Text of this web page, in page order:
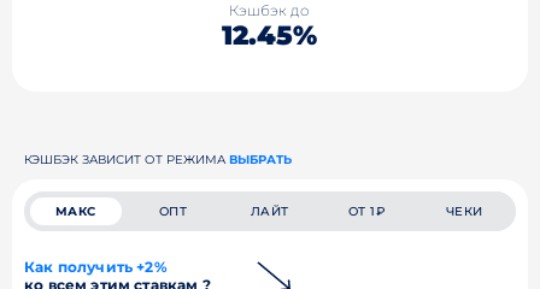
Кэшбэк до
12.45%
КЭШБЭК ЗАВИСИТ ОТ РЕЖИМА ВЫБРАТЬ
МАКС ОПТ ЛАЙТ ОТ 1₽ ЧЕКИ
Как получить +2%
ко всем этим ставкам ?